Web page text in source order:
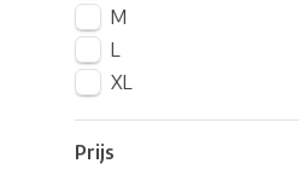
M
L
XL
Prijs